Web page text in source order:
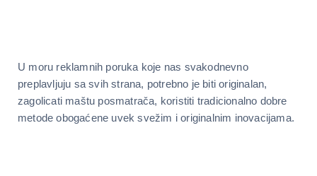
U moru reklamnih poruka koje nas svakodnevno
preplavljuju sa svih strana, potrebno je biti originalan,
zagolicati maštu posmatrača, koristiti tradicionalno dobre
metode obogaćene uvek svežim i originalnim inovacijama.